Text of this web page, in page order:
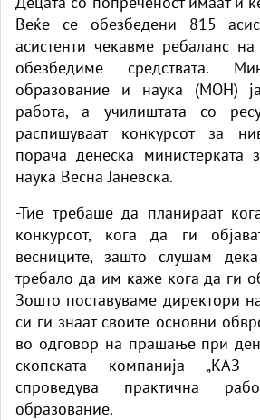
Веќе се обезбедени 815
асистенти чекавме ребаланс
обезбедиме средствата.
образование и наука (МОН)
работа, а училиштата со
распишуваат конкурсот за
порача денеска министерката
наука Весна Јаневска.
-Тие требаше да планираат
конкурсот, кога да ги
весниците, зашто слушам
требало да им каже кога да ги
Зошто поставуваме директори
си ги знаат своите основни
во одговор на прашање при
скопската компанија
спроведува практична
образование.